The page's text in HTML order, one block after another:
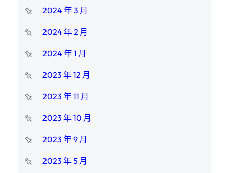
2024 年 3 月
2024 年 2 月
2024 年 1 月
2023 年 12 月
2023 年 11 月
2023 年 10 月
2023 年 9 月
2023 年 5 月